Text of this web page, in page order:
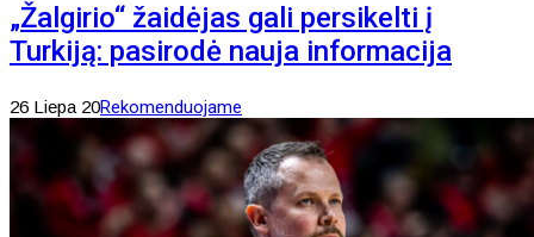
„Žalgirio“ žaidėjas gali persikelti į
Turkiją: pasirodė nauja informacija
26 Liepa 20Rekomenduojame